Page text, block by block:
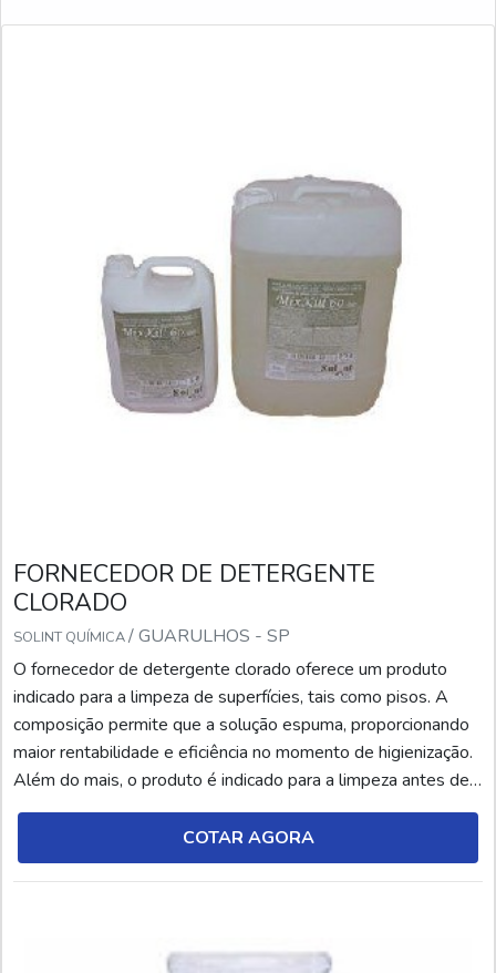
FORNECEDOR DE DETERGENTE
CLORADO
SOLINT QUÍMICA/ GUARULHOS - SP
O fornecedor de detergente clorado oferece um produto
indicado para a limpeza de superfícies, tais como pisos. A
composição permite que a solução espuma, proporcionando
maior rentabilidade e eficiência no momento de higienização.
Além do mais, o produto é indicado para a limpeza antes de
uma pintura ou reforma.Desse modo, elimina todas as
bactérias e intempéries que podem afetar o ambiente. Cabe
salientar que no rótulo da embalagem deve...
COTAR AGORA